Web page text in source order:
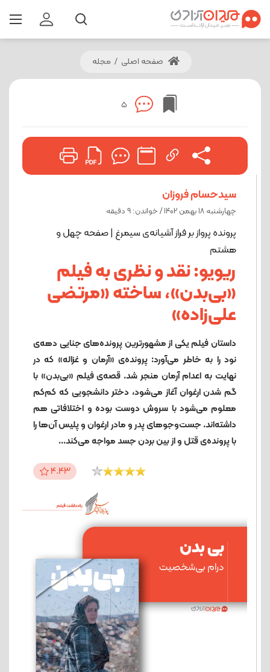
صفحه اصلی / مجله
5
سیدحسام فروزان
چهارشنبه 18 بهمن 1402 / خواندن: 9 دقیقه
پرونده پرواز بر فراز آشیانه‌ی سیمرغ | صفحه چهل و
هشتم
ریویو: نقد و نظری به فیلم
«بی‌بدن»، ساخته «مرتضی
علی‌زاده»
داستان فیلم یکی از مشهورترین پرونده‌های جنایی دهه‌‌ی
نود را به خاطر می‌آورد: پرونده‌ی «آرمان و غزاله» که در
نهایت به اعدام آرمان منجر شد. قصه‌ی فیلم «بی‌بدن» با
گم شدن ارغوان آغاز می‌شود، دختر دانشجویی که کم‌کم
معلوم می‌شود با سروش دوست بوده و اختلافاتی هم
داشته‌اند. جست‌وجوهای پدر و مادر ارغوان و پلیس آن‌ها را
با پرونده‌ی قتل و از بین بردن جسد مواجه می‌کند...
4.43